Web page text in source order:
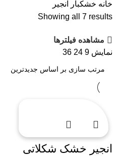
خانه خشکبار
انجیر
Showing all 7 results
مشاهده فیلترها
نمایش 9
24
36
انجیر خشک شکلاتی